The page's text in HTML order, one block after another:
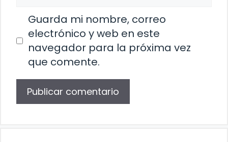
Guarda mi nombre, correo
electrónico y web en este
navegador para la próxima vez
que comente.